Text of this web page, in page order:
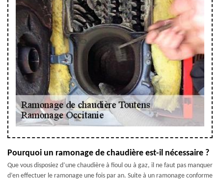
Pourquoi un ramonage de chaudière est-il nécessaire ?
Que vous disposiez d’une chaudière à fioul ou à gaz, il ne faut pas manquer
d’en effectuer le ramonage une fois par an. Suite à un ramonage conforme